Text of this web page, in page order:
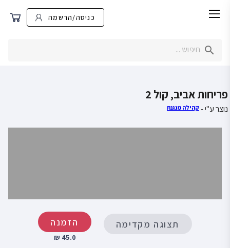
כניסה/הרשמה
פריחות אביב, קול 2
נוצר ע"י - קהילה מנגנת
תצוגה מקדימה הזמנה
45.0 ₪